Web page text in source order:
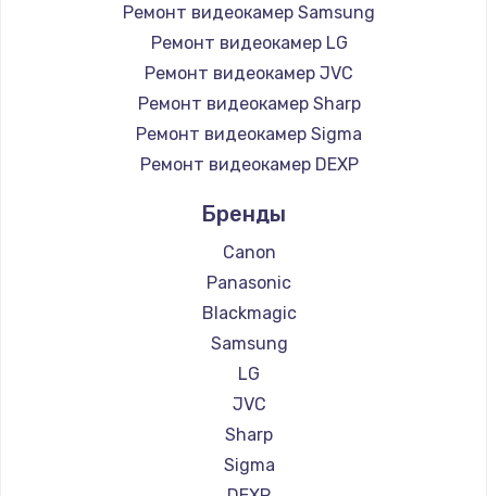
Заказать
Ремонт петель крышки
990 руб.
Заказать
Настройка Wi-Fi
1030 руб.
Заказать
Замена шим-контроллера
3900 руб.
Заказать
Замена HDMI
Ремонт видеокамер Samsung
Ремонт видеокамер LG
Ремонт видеокамер JVC
Ремонт видеокамер Sharp
Ремонт видеокамер Sigma
Ремонт видеокамер DEXP
Бренды
Canon
Panasonic
Blackmagic
Samsung
LG
JVC
Sharp
Sigma